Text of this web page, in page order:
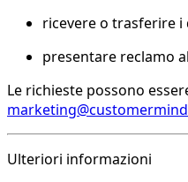
ricevere o trasferire i
presentare reclamo
Le richieste possono
Ulteriori informazioni